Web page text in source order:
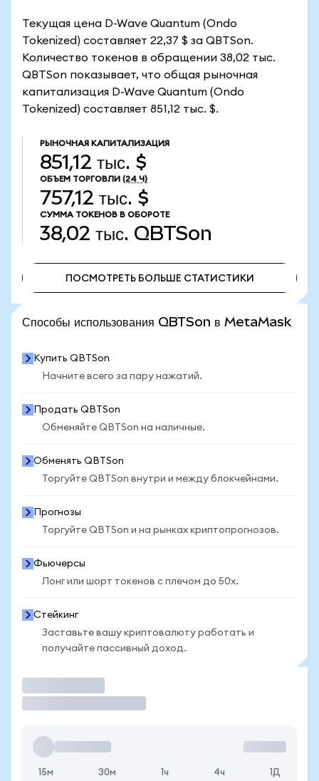
Текущая цена D-Wave Quantum (Ondo
Tokenized) составляет 22,37 $ за QBTSon.
Количество токенов в обращении 38,02 тыс.
QBTSon показывает, что общая рыночная
капитализация D-Wave Quantum (Ondo
Tokenized) составляет 851,12 тыс. $.
РЫНОЧНАЯ КАПИТАЛИЗАЦИЯ
851,12 тыс. $
ОБЪЕМ ТОРГОВЛИ (24 Ч)
757,12 тыс. $
СУММА ТОКЕНОВ В ОБОРОТЕ
38,02 тыс. QBTSon
ПОСМОТРЕТЬ БОЛЬШЕ СТАТИСТИКИ
Способы использования QBTSon в MetaMask
Купить QBTSon
Начните всего за пару нажатий.
Продать QBTSon
Обменяйте QBTSon на наличные.
Обменять QBTSon
Торгуйте QBTSon внутри и между блокчейнами.
Прогнозы
Торгуйте QBTSon и на рынках криптопрогнозов.
Фьючерсы
Лонг или шорт токенов с плечом до 50x.
Стейкинг
Заставьте вашу криптовалюту работать и
получайте пассивный доход.
15м 30м 1ч 4ч 1Д